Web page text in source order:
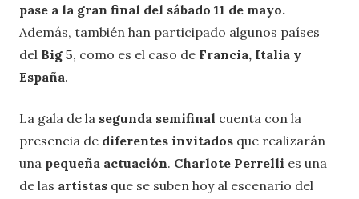
pase a la gran final del sábado 11 de mayo.
Además, también han participado algunos países
del Big 5, como es el caso de Francia, Italia y
España.
La gala de la segunda semifinal cuenta con la
presencia de diferentes invitados que realizarán
una pequeña actuación. Charlote Perrelli es una
de las artistas que se suben hoy al escenario del